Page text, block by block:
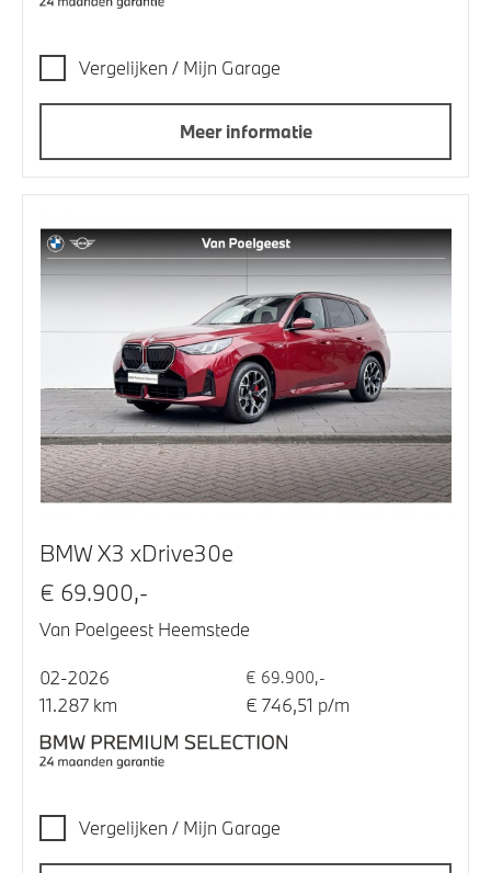
Vergelijken / Mijn Garage
Meer informatie
BMW X3 xDrive30e
€ 69.900,-
Van Poelgeest Heemstede
02-2026 € 69.900,-
11.287 km € 746,51 p/m
Vergelijken / Mijn Garage